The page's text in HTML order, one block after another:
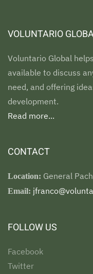
VOLUNTARIO
Voluntario Global
available to discuss
need, and offering
development.
Read more...
CONTACT
Location: General
Email:
FOLLOW US
Facebook
Twitter